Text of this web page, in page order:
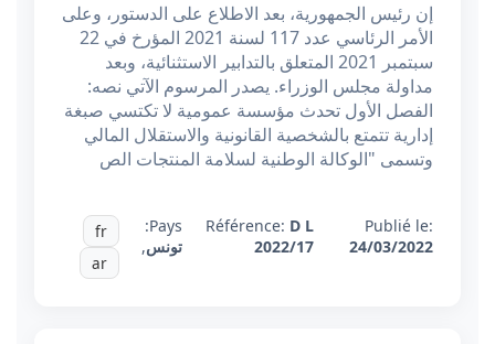
إن رئيس الجمهورية، بعد الاطلاع على الدستور، وعلى
الأمر الرئاسي عدد 117 لسنة 2021 المؤرخ في 22
سبتمبر 2021 المتعلق بالتدابير الاستثنائية، وبعد
مداولة مجلس الوزراء. يصدر المرسوم الآتي نصه:
الفصل الأول تحدث مؤسسة عمومية لا تكتسي صبغة
إدارية تتمتع بالشخصية القانونية والاستقلال المالي
وتسمى "الوكالة الوطنية لسلامة المنتجات الص
Publié le:
24/03/2022
Référence: D L
2022/17
Pays:
تونس,
fr
ar